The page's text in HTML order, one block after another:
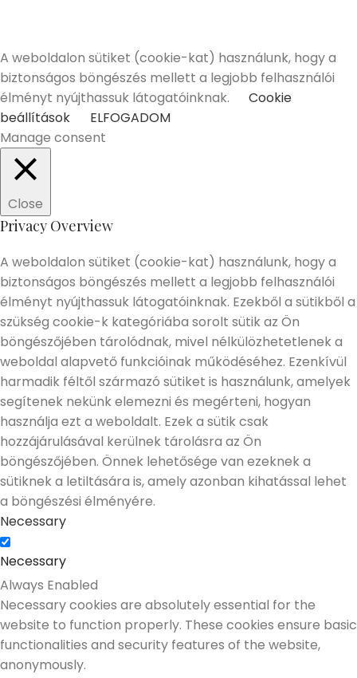
A weboldalon sütiket (cookie-kat) használunk, hogy a
biztonságos böngészés mellett a legjobb felhasználói
élményt nyújthassuk látogatóinknak.
Cookie
beállítások
ELFOGADOM
Manage consent
Close
Privacy Overview
A weboldalon sütiket (cookie-kat) használunk, hogy a
biztonságos böngészés mellett a legjobb felhasználói
élményt nyújthassuk látogatóinknak. Ezekből a sütikből a
szükség cookie-k kategóriába sorolt sütik az Ön
böngészőjében tárolódnak, mivel nélkülözhetetlenek a
weboldal alapvető funkcióinak működéséhez. Ezenkívül
harmadik féltől származó sütiket is használunk, amelyek
segítenek nekünk elemezni és megérteni, hogyan
használja ezt a weboldalt. Ezek a sütik csak
hozzájárulásával kerülnek tárolásra az Ön
böngészőjében. Önnek lehetősége van ezeknek a
sütiknek a letiltására is, amely azonban kihatással lehet
a böngészési élményére.
Necessary
Necessary
Always Enabled
Necessary cookies are absolutely essential for the
website to function properly. These cookies ensure basic
functionalities and security features of the website,
anonymously.